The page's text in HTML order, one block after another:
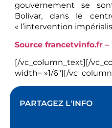
gouvernement se
Bolivar, dans le
« l’intervention
Source francetvinfo.fr
[/vc_column_text][/
width= »1/6″][/
PARTAGEZ L'INFO